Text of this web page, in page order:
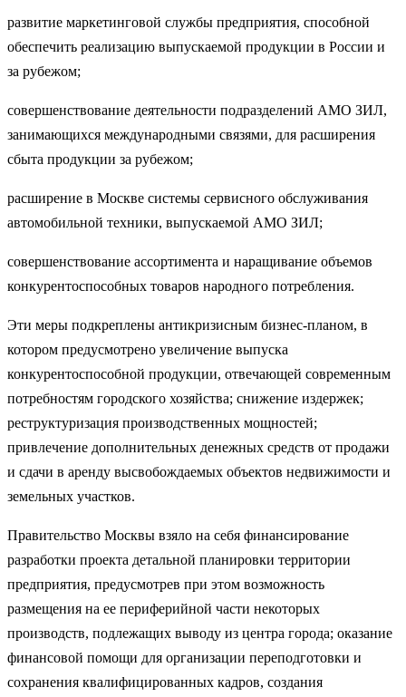
развитие маркетинговой службы предприятия, способной
обес­печить реализацию выпускаемой продукции в России и
за рубежом;
совершенствование деятельности подразделений АМО ЗИЛ,
занимающихся международными связями, для расширения
сбыта продукции за рубежом;
расширение в Москве системы сервисного обслуживания
автомобильной техники, выпускаемой АМО ЗИЛ;
совершенствование ассортимента и наращивание объемов
конкурентоспособных товаров народного потребления.
Эти меры подкреплены антикризисным бизнес-планом, в
кото­ром предусмотрено увеличение выпуска
конкурентоспособной про­дукции, отвечающей современным
потребностям городского хозяй­ства; снижение издержек;
реструктуризация производственных мощ­ностей;
привлечение дополнительных денежных средств от продажи
и сдачи в аренду высвобождаемых объектов недвижимости и
земель­ных участков.
Правительство Москвы взяло на себя финансирование
разработки проекта детальной планировки территории
предприятия, преду­смотрев при этом возможность
размещения на ее периферийной части некоторых
производств, подлежащих выводу из центра города; оказание
финансовой помощи для организации переподготовки и
сохранения квалифицированных кадров, создания